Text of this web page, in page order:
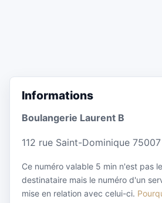
Informations
Boulangerie Laurent B
112 rue Saint-Dominique
Ce numéro valable 5 min n'est pas
destinataire mais le numéro d'un
mise en relation avec celui-ci.